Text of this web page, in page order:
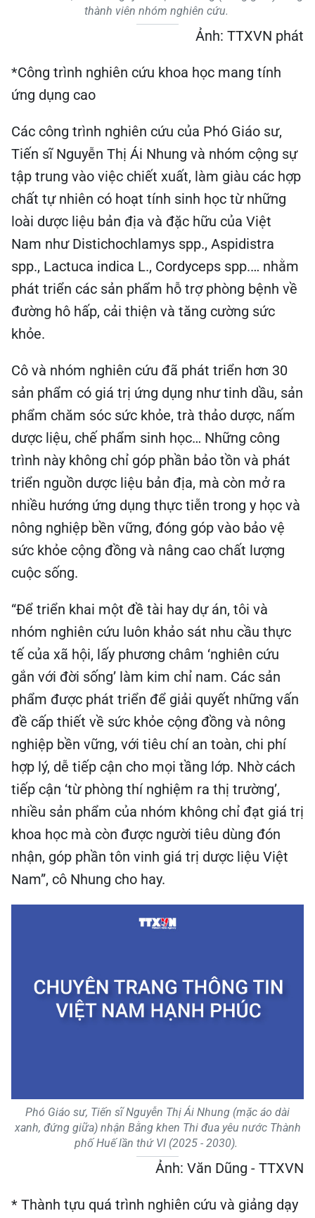
thành viên nhóm nghiên cứu.
Ảnh: TTXVN phát
*Công trình nghiên cứu khoa học mang tính
ứng dụng cao
Các công trình nghiên cứu của Phó Giáo sư,
Tiến sĩ Nguyễn Thị Ái Nhung và nhóm cộng sự
tập trung vào việc chiết xuất, làm giàu các hợp
chất tự nhiên có hoạt tính sinh học từ những
loài dược liệu bản địa và đặc hữu của Việt
Nam như Distichochlamys spp., Aspidistra
spp., Lactuca indica L., Cordyceps spp.… nhằm
phát triển các sản phẩm hỗ trợ phòng bệnh về
đường hô hấp, cải thiện và tăng cường sức
khỏe.
Cô và nhóm nghiên cứu đã phát triển hơn 30
sản phẩm có giá trị ứng dụng như tinh dầu, sản
phẩm chăm sóc sức khỏe, trà thảo dược, nấm
dược liệu, chế phẩm sinh học… Những công
trình này không chỉ góp phần bảo tồn và phát
triển nguồn dược liệu bản địa, mà còn mở ra
nhiều hướng ứng dụng thực tiễn trong y học và
nông nghiệp bền vững, đóng góp vào bảo vệ
sức khỏe cộng đồng và nâng cao chất lượng
cuộc sống.
“Để triển khai một đề tài hay dự án, tôi và
nhóm nghiên cứu luôn khảo sát nhu cầu thực
tế của xã hội, lấy phương châm ‘nghiên cứu
gắn với đời sống’ làm kim chỉ nam. Các sản
phẩm được phát triển để giải quyết những vấn
đề cấp thiết về sức khỏe cộng đồng và nông
nghiệp bền vững, với tiêu chí an toàn, chi phí
hợp lý, dễ tiếp cận cho mọi tầng lớp. Nhờ cách
tiếp cận ‘từ phòng thí nghiệm ra thị trường’,
nhiều sản phẩm của nhóm không chỉ đạt giá trị
khoa học mà còn được người tiêu dùng đón
nhận, góp phần tôn vinh giá trị dược liệu Việt
Nam”, cô Nhung cho hay.
Phó Giáo sư, Tiến sĩ Nguyễn Thị Ái Nhung (mặc áo dài
xanh, đứng giữa) nhận Bằng khen Thi đua yêu nước Thành
phố Huế lần thứ VI (2025 - 2030).
Ảnh: Văn Dũng - TTXVN
* Thành tựu quá trình nghiên cứu và giảng dạy